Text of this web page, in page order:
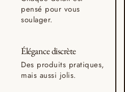
pensé pour vous
soulager.
Élégance discrète
Des produits pratiques,
mais aussi jolis.